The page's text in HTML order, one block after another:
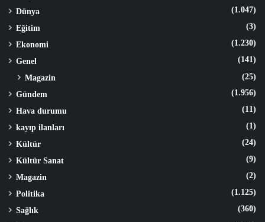
Dünya (1.047)
Eğitim (3)
Ekonomi (1.230)
Genel (141)
Magazin (25)
Gündem (1.956)
Hava durumu (11)
kayıp ilanları (1)
Kültür (24)
Kültür Sanat (9)
Magazin (2)
Politika (1.125)
Sağlık (360)